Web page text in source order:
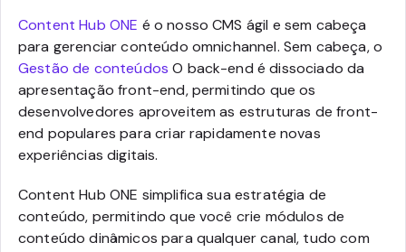
Content Hub ONE é o nosso CMS ágil e sem cabeça
para gerenciar conteúdo omnichannel. Sem cabeça, o
Gestão de conteúdos O back-end é dissociado da
apresentação front-end, permitindo que os
desenvolvedores aproveitem as estruturas de front-
end populares para criar rapidamente novas
experiências digitais.
Content Hub ONE simplifica sua estratégia de
conteúdo, permitindo que você crie módulos de
conteúdo dinâmicos para qualquer canal, tudo com